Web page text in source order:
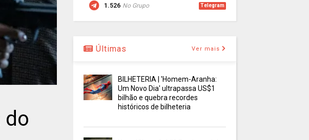
do
1.526 No Grupo Telegram
Últimas Ver mais
BILHETERIA | 'Homem-Aranha:
Um Novo Dia' ultrapassa US$1
bilhão e quebra recordes
históricos de bilheteria